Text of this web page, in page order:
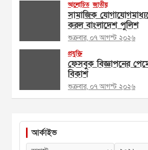
আলোচিত জাতীয়
সামাজিক
করল বাংলাদেশ পুলিশ
শুক্রবার, ০৭ আগস্ট ২০২৬
প্রযুক্তি
ফেসবুক বিজ্ঞাপনের
বিকাশ
শুক্রবার, ০৭ আগস্ট ২০২৬
আর্কাইভ